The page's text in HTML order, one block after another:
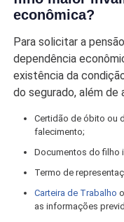
econômica?
Para solicitar a
dependência
existência da
do segurado, além
Certidão de óbito ou
falecimento;
Documentos do filho
Termo de
Carteira de Trabalho
as informações